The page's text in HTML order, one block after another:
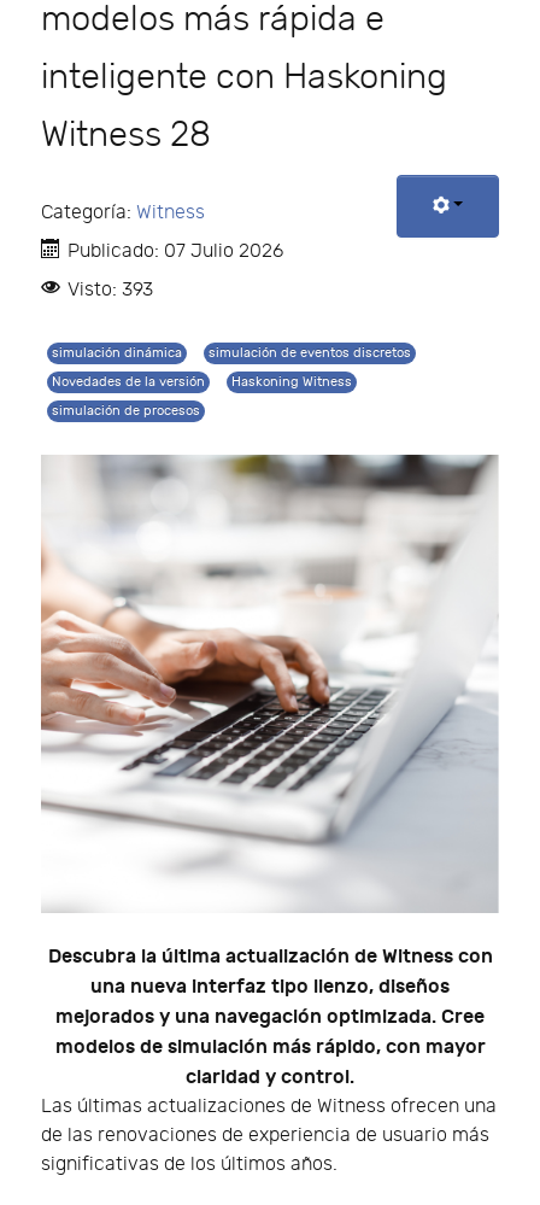
modelos más rápida e
inteligente con Haskoning
Witness 28
Categoría: Witness
Publicado: 07 Julio 2026
Visto: 393
simulación dinámica
simulación de eventos discretos
Novedades de la versión
Haskoning Witness
simulación de procesos
Descubra la última actualización de Witness con
una nueva interfaz tipo lienzo, diseños
mejorados y una navegación optimizada. Cree
modelos de simulación más rápido, con mayor
claridad y control.
Las últimas actualizaciones de Witness ofrecen una
de las renovaciones de experiencia de usuario más
significativas de los últimos años.